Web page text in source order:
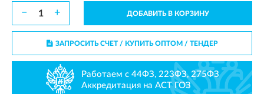
− + ДОБАВИТЬ В КОРЗИНУ
ЗАПРОСИТЬ СЧЕТ / КУПИТЬ ОПТОМ/ ТЕНДЕР
Работаем с 44ФЗ, 223ФЗ, 275ФЗ
Аккредитация на АСТ ГОЗ